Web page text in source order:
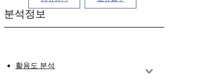
분석정보
활용도 분석